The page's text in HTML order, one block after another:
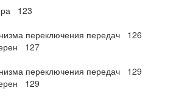
123
переключения передач 126
127
переключения передач 129
129